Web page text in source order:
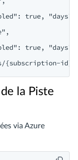
true, "days":
true, "days":
la Piste
via Azure